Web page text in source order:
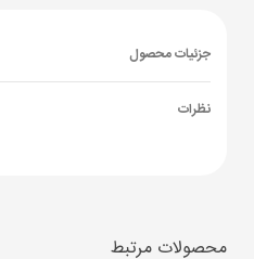
جزئیات محصول
نظرات
محصولات مرتبط